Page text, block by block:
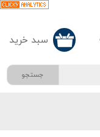
جستجو
سبد خرید